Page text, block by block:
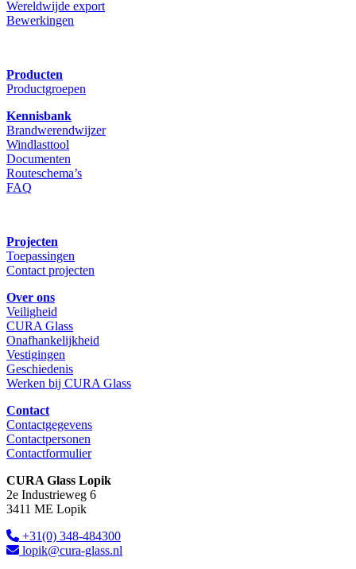
Wereldwijde export
Bewerkingen
Producten
Productgroepen
Kennisbank
Brandwerendwijzer
Windlasttool
Documenten
Routeschema’s
FAQ
Projecten
Toepassingen
Contact projecten
Over ons
Veiligheid
CURA Glass
Onafhankelijkheid
Vestigingen
Geschiedenis
Werken bij CURA Glass
Contact
Contactgegevens
Contactpersonen
Contactformulier
CURA Glass Lopik
2e Industrieweg 6
3411 ME Lopik
+31(0) 348-484300
lopik@cura-glass.nl